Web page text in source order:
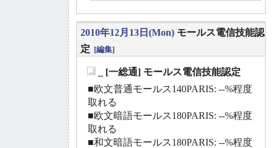
2010年12月13日(Mon) モールス電信技能認
定 [編集]
_ [一総通] モールス電信技能認定
■欧文普通モールス140PARIS: --%程度
取れる
■欧文暗語モールス180PARIS: --%程度
取れる
■和文暗語モールス180PARIS: --%程度